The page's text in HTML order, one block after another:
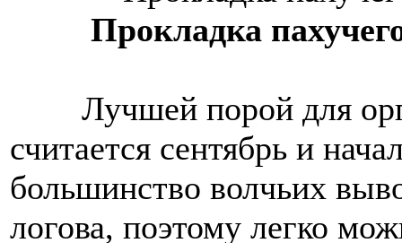
Прокладка
Лучшей порой для
считается сентябрь и
большинство волчьих
логова, поэтому легко